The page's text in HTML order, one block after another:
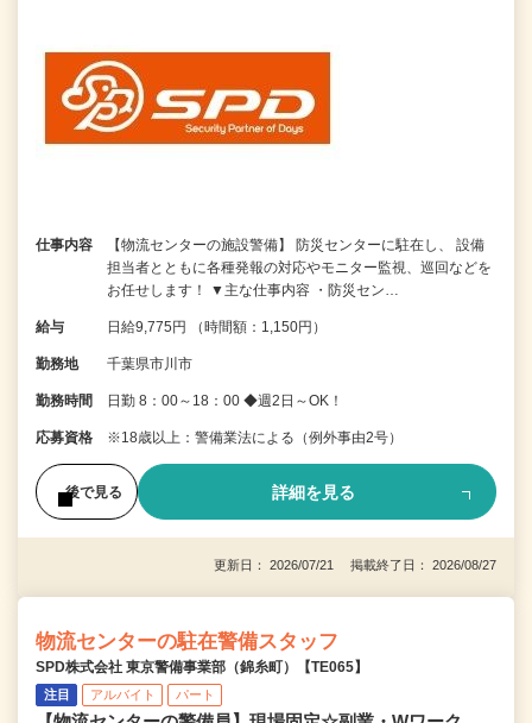
仕事内容
【物流センターの施設警備】 防災センターに駐在し、 設備
担当者とともに各種発報の対応やモニター監視、巡回などを
お任せします！ ▼主な仕事内容 ・防災セン…
給与 日給9,775円 （時間額：1,150円）
勤務地 千葉県市川市
勤務時間 日勤 8：00～18：00 ◆週2日～OK！
応募資格 ※18歳以上：警備業法による（例外事由2号）
後で見る 詳細を見る
更新日： 2026/07/21 掲載終了日： 2026/08/27
物流センターの駐在警備スタッフ
SPD株式会社 東京警備事業部（錦糸町）【TE065】
注目 アルバイト パート